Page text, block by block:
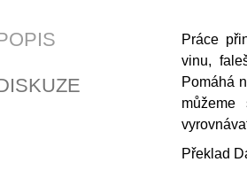
Práce
vinu,
Pomáhá
Překlad